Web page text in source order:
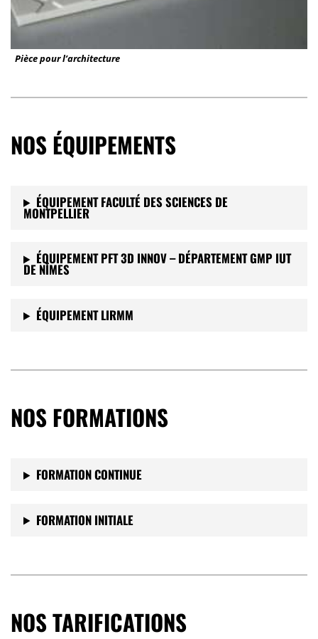
Pièce pour l’architecture
NOS ÉQUIPEMENTS
ÉQUIPEMENT FACULTÉ DES SCIENCES DE
MONTPELLIER
ÉQUIPEMENT PFT 3D INNOV – DÉPARTEMENT GMP IUT
DE NÎMES
ÉQUIPEMENT LIRMM
NOS FORMATIONS
FORMATION CONTINUE
FORMATION INITIALE
NOS TARIFICATIONS